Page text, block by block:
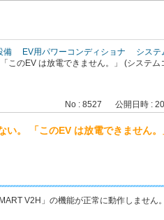
備 EV用パワーコンディショナ
システ
このEV は放電できません。」 (システム
No : 8527 公開日時 :
い。 「このEV は放電できません
V2H」の機能が正常に動作しません